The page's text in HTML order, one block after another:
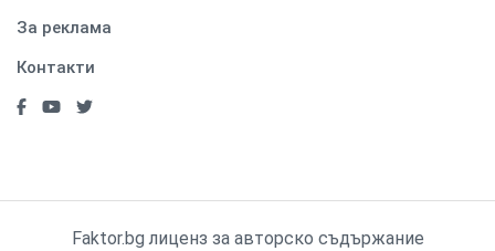
За реклама
Контакти
Faktor.bg лиценз за авторско съдържание